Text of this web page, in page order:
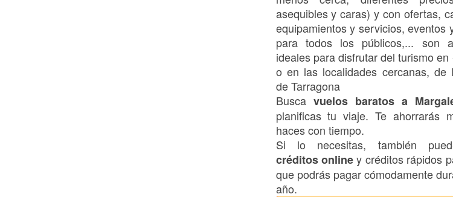
asequibles y caras) y con ofertas,
equipamientos y servicios, eventos
para todos los públicos,... son
ideales para disfrutar del turismo en
o en las localidades cercanas, de
de Tarragona
Busca vuelos baratos a
planificas tu viaje. Te ahorrarás
haces con tiempo.
Si lo necesitas, también
créditos onliney créditos rápidos
que podrás pagar cómodamente
año.